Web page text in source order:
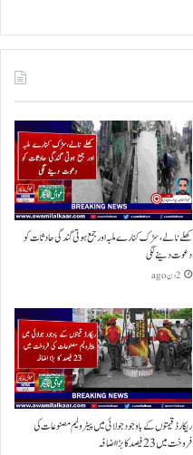
کھلے نالے،سڑک کنارے ملبہ اور جمع ہوتی گندگی حادثات کو
دعوت دینے لگی
2 دن ago
ریکارڈ قیمتوں کے باوجود جولائی میں پیٹرولیم مصنوعات کی
فروخت میں 23 فیصد کا بڑا اضافہ